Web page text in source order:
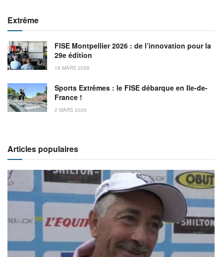
Extrême
FISE Montpellier 2026 : de l’innovation pour la
29e édition
18 MARS 2026
Sports Extrêmes : le FISE débarque en Ile-de-
France !
2 MARS 2026
Articles populaires